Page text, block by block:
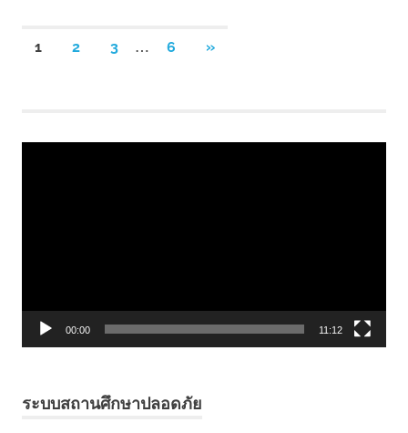
Posts
1 2 3 6
NEXT
»
00:00 11:12
ระบบสถานศึกษาปลอดภัย